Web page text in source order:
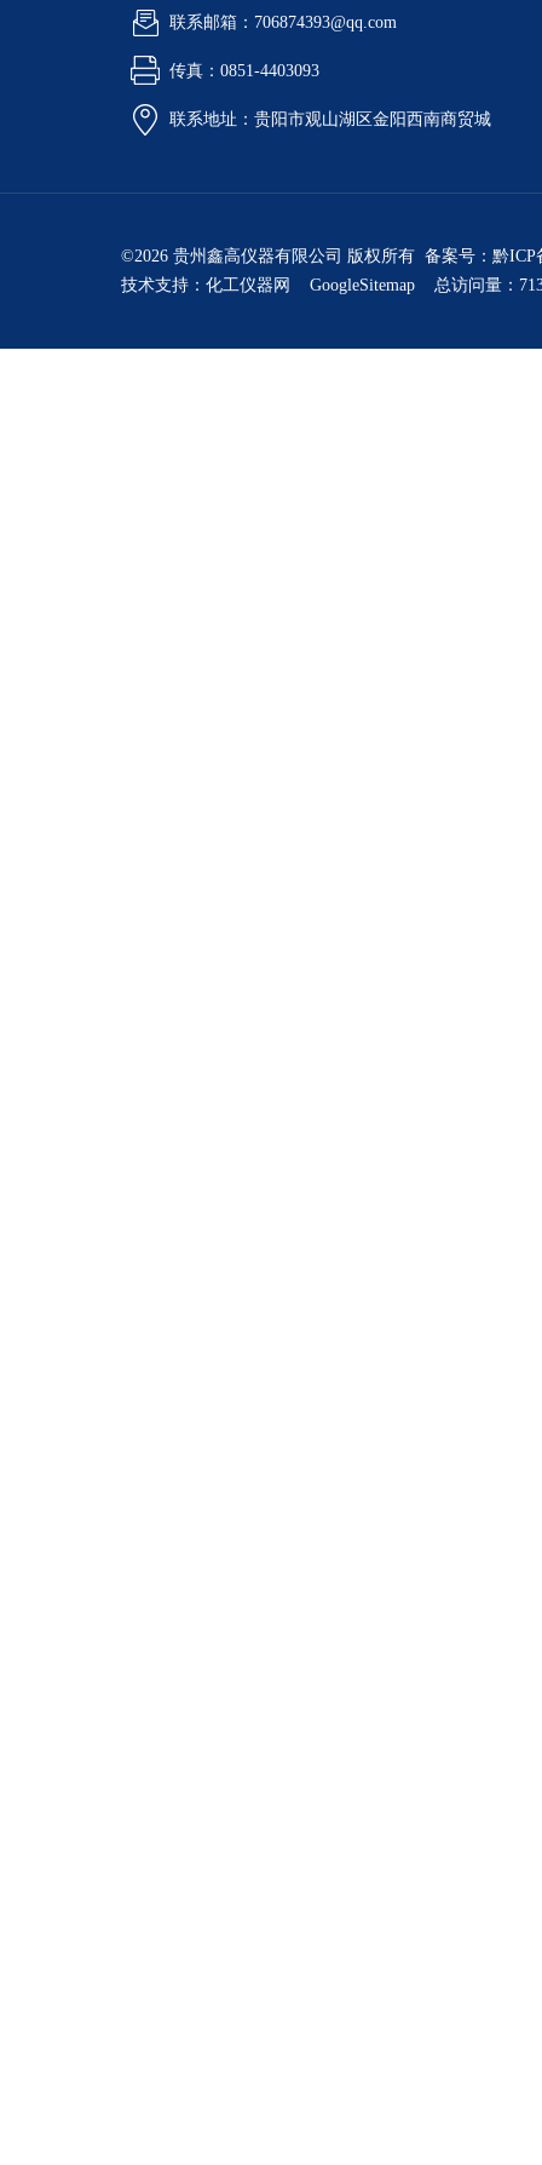
联系邮箱：706874393@qq.com
传真：0851-4403093
联系地址：贵阳市观山湖区金阳西南商贸城
©2026 贵州鑫高仪器有限公司 版权所有 备案号： 黔ICP
技术支持： 化工仪器网 GoogleSitemap 总访问量：